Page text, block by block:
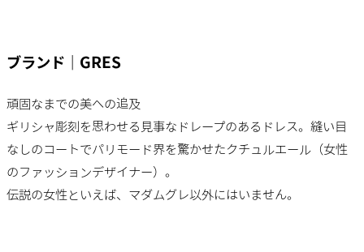
ブランド｜GRES
頑固なまでの美への追及
ギリシャ彫刻を思わせる見事なドレープのあるドレス。縫い目
なしのコートでパリモード界を驚かせたクチュルエール（女性
のファッションデザイナー）。
伝説の女性といえば、マダムグレ以外にはいません。